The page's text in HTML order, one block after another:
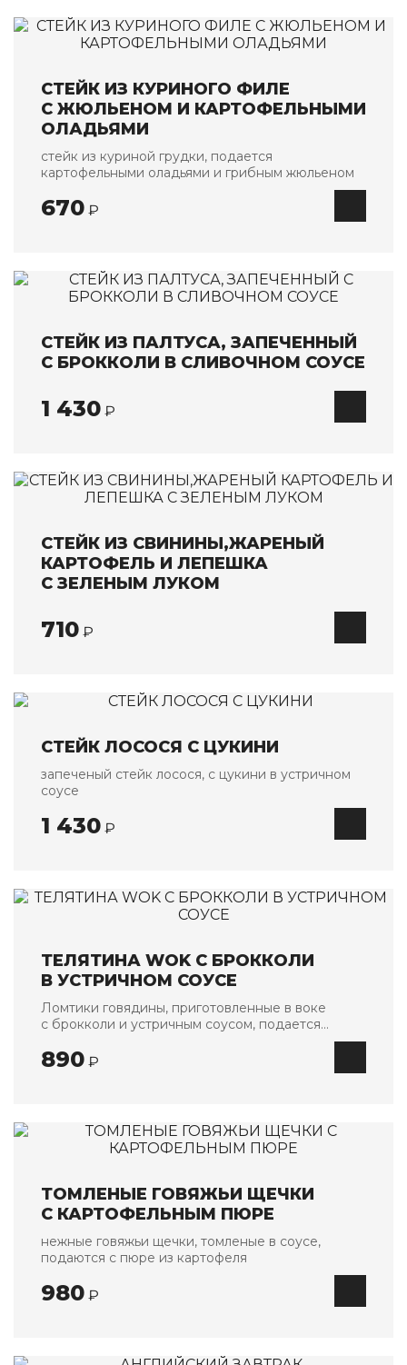
СТЕЙК ИЗ КУРИНОГО ФИЛЕ
С ЖЮЛЬЕНОМ И КАРТОФЕЛЬНЫМИ
ОЛАДЬЯМИ
стейк из куриной грудки, подается
картофельными оладьями и грибным жюльеном
670 ₽
СТЕЙК ИЗ ПАЛТУСА, ЗАПЕЧЕННЫЙ
С БРОККОЛИ В СЛИВОЧНОМ СОУСЕ
1 430 ₽
СТЕЙК ИЗ СВИНИНЫ,ЖАРЕНЫЙ
КАРТОФЕЛЬ И ЛЕПЕШКА
С ЗЕЛЕНЫМ ЛУКОМ
710 ₽
СТЕЙК ЛОСОСЯ С ЦУКИНИ
запеченый стейк лосося, с цукини в устричном
соусе
1 430 ₽
ТЕЛЯТИНА WOK С БРОККОЛИ
В УСТРИЧНОМ СОУСЕ
Ломтики говядины, приготовленные в воке
с брокколи и устричным соусом, подается
890 ₽
ТОМЛЕНЫЕ ГОВЯЖЬИ ЩЕЧКИ
С КАРТОФЕЛЬНЫМ ПЮРЕ
нежные говяжьи щечки, томленые в соусе,
подаются с пюре из картофеля
980 ₽